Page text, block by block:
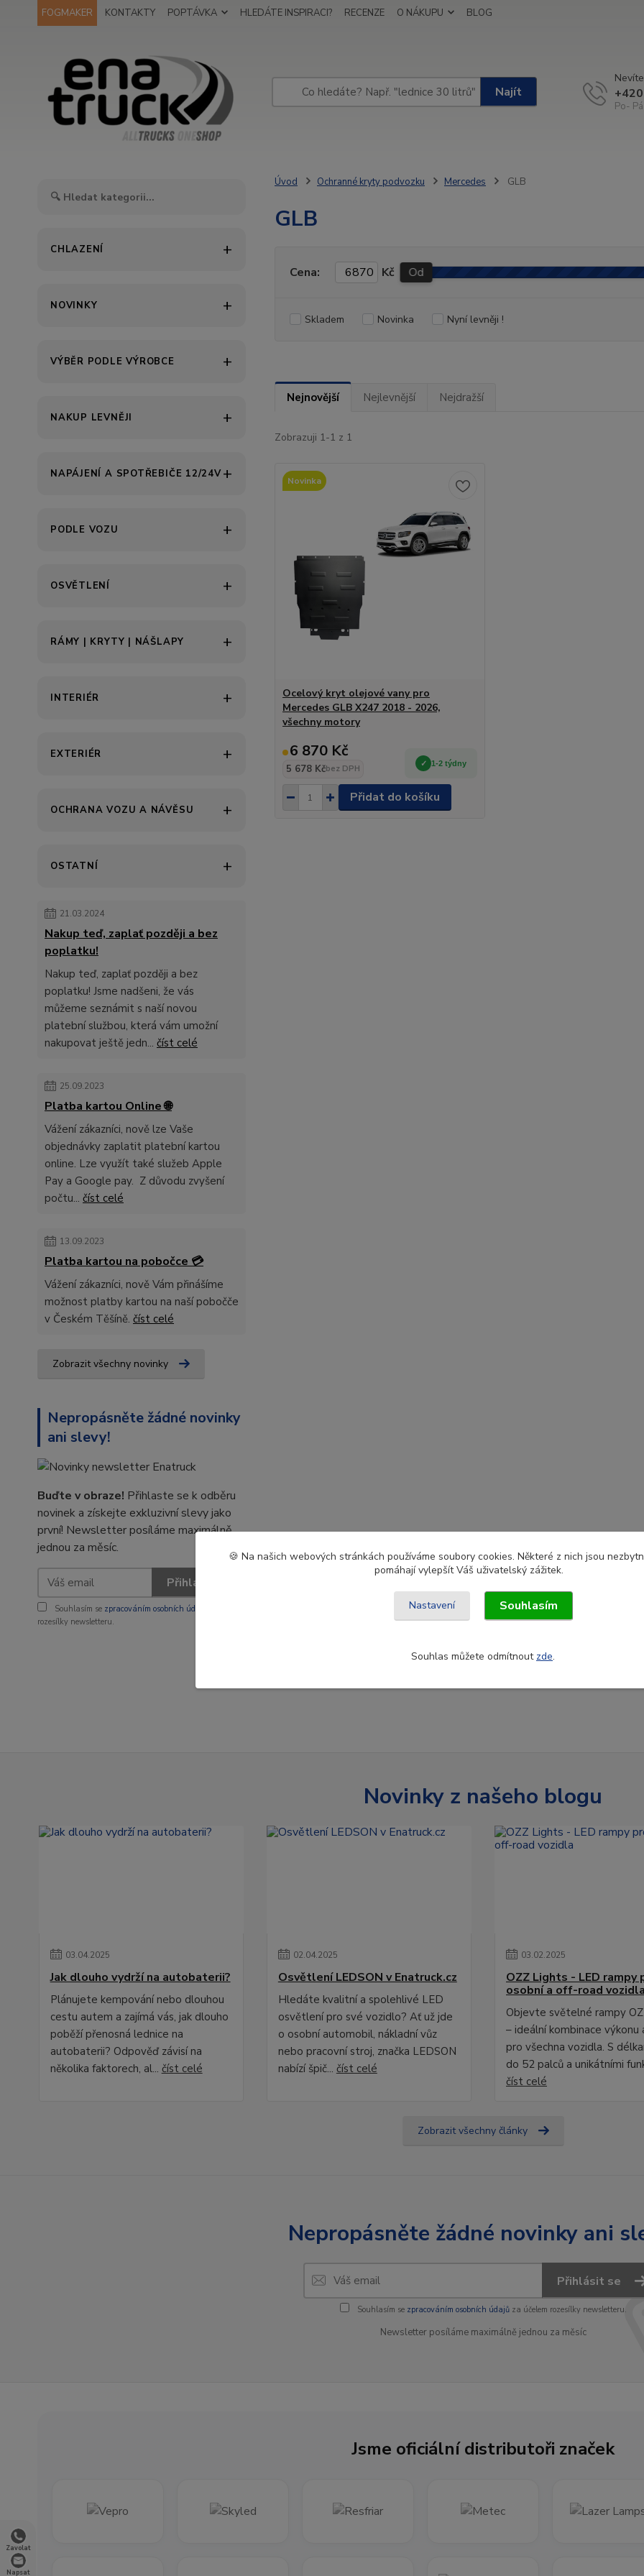
Zavolat
Napsat
FOGMAKER KONTAKTY POPTÁVKA HLEDÁTE INSPIRACI? RECENZE O NÁKUPU BLOG
Najít
Po-
CHLAZENÍ
NOVINKY
VÝBĚR PODLE VÝROBCE
NAKUP LEVNĚJI
NAPÁJENÍ A SPOTŘEBIČE 12/24V
PODLE VOZU
OSVĚTLENÍ
RÁMY | KRYTY | NÁŠLAPY
INTERIÉR
EXTERIÉR
OCHRANA VOZU A NÁVĚSU
OSTATNÍ
21.03.2024
Nakup teď, zaplať později a bez
poplatku!
Nakup teď, zaplať později a bez
poplatku! Jsme nadšeni, že vás
můžeme seznámit s naší novou
platební službou, která vám umožní
nakupovat ještě jedn... číst celé
25.09.2023
Platba kartou Online 🌐
Vážení zákazníci, nově lze Vaše
objednávky zaplatit platební kartou
online. Lze využít také služeb Apple
Pay a Google pay. Z důvodu zvyšení
počtu... číst celé
13.09.2023
Platba kartou na pobočce 💳
Vážení zákazníci, nově Vám přinášíme
možnost platby kartou na naší pobočče
v Českém Těšíně. číst celé
Zobrazit všechny novinky
Nepropásněte žádné novinky
ani slevy!
Buďte v obraze! Přihlaste se k odběru
novinek a získejte exkluzivní slevy jako
první! Newsletter posíláme maximálně
jednou za měsíc.
Přihlásit se
Souhlasím se zpracováním osobních údajů
rozesílky newsletteru.
Úvod Ochranné kryty podvozku Mercedes GLB
GLB
Cena: Kč Od
Skladem Novinka Nyní levněji !
Nejnovější Nejlevnější Nejdražší
Zobrazuji 1-1 z 1
Novinka
Ocelový kryt olejové vany pro
Mercedes GLB X247 2018 - 2026,
všechny motory
6 870 Kč
5 678 Kčbez DPH
1-2 týdny
Přidat do košíku
Novinky z našeho blogu
03.04.2025
Jak dlouho vydrží na autobaterii?
Plánujete kempování nebo dlouhou
cestu autem a zajímá vás, jak dlouho
poběží přenosná lednice na
autobaterii? Odpověď závisí na
několika faktorech, al... číst celé
02.04.2025
Osvětlení LEDSON v Enatruck.cz
Hledáte kvalitní a spolehlivé LED
osvětlení pro své vozidlo? Ať už jde
o osobní automobil, nákladní vůz
nebo pracovní stroj, značka LEDSON
nabízí špič... číst celé
03.02.2025
OZZ Lights - LED rampy
osobní a off-road vozidla
Objevte světelné rampy
– ideální kombinace výkonu
pro všechna vozidla. S
do 52 palců a unikátními
číst celé
Zobrazit všechny články
Nepropásněte žádné novinky ani
Přihlásit se
Souhlasím se zpracováním osobních údajůza účelem rozesílky newsletteru.
Newsletter posíláme maximálně jednou za měsíc
Jsme oficiální distributoři značek
🍪 Na našich webových stránkách používáme soubory cookies. Některé z nich jsou
pomáhají vylepšít Váš uživatelský zážitek.
Nastavení Souhlasím
Souhlas můžete odmítnout zde.